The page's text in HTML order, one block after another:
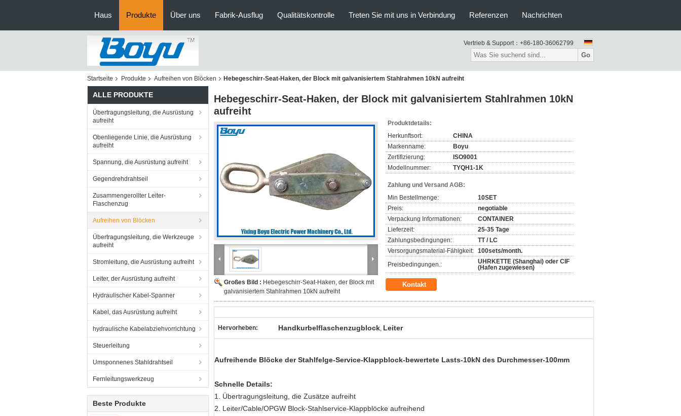
Haus Produkte Über uns Fabrik-Ausflug Qualitätskontrolle Treten Sie mit uns in Verbindung Referenzen Nachrichten
Vertrieb & Support： +86-180-36062799
Go
Startseite Produkte Aufreihen von Blöcken Hebegeschirr-Seat-Haken, der Block mit galvanisiertem Stahlrahmen 10kN aufreiht
ALLE PRODUKTE
Übertragungsleitung, die Ausrüstung
aufreiht
Obenliegende Linie, die Ausrüstung
aufreiht
Spannung, die Ausrüstung aufreiht
Gegendrehdrahtseil
Zusammengerollter Leiter-
Flaschenzug
Aufreihen von Blöcken
Übertragungsleitung, die Werkzeuge
aufreiht
Stromleitung, die Ausrüstung aufreiht
Leiter, der Ausrüstung aufreiht
Hydraulischer Kabel-Spanner
Kabel, das Ausrüstung aufreiht
hydraulische Kabelabziehvorrichtung
Steuerleitung
Umsponnenes Stahldrahtseil
Fernleitungswerkzeug
Beste Produkte
Hebegeschirr-Seat-Haken, der Block mit galvanisiertem Stahlrahmen 10kN
aufreiht
Großes Bild : Hebegeschirr-Seat-Haken, der Block mit
galvanisiertem Stahlrahmen 10kN aufreiht
Produktdetails:
Herkunftsort:
CHINA
Markenname:
Boyu
Zertifizierung:
ISO9001
Modellnummer:
TYQH1-1K
Zahlung und Versand AGB:
Min Bestellmenge:
10SET
Preis:
negotiable
Verpackung Informationen:
CONTAINER
Lieferzeit:
25-35 Tage
Zahlungsbedingungen:
TT / LC
Versorgungsmaterial-Fähigkeit: 100sets/month.
Preisbedingungen.:
UHRKETTE (Shanghai) oder CIF
(Hafen zugewiesen)
Kontakt
Hervorheben: Handkurbelflaschenzugblock, Leiter
Aufreihende Blöcke der Stahlfelge-Service-Klappblock-bewertete Lasts-10kN des Durchmesser-100mm
Schnelle Details:
1. Übertragungsleitung, die Zusätze aufreiht
2. Leiter/Cable/OPGW Block-Stahlservice-Klappblöcke aufreihend